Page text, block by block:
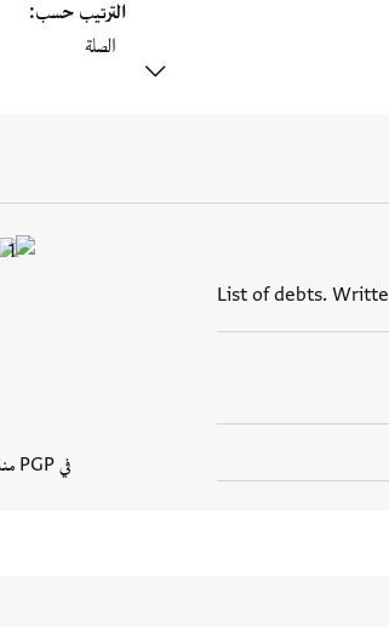
الترتيب حسب
List of debts.
في PGP منذ